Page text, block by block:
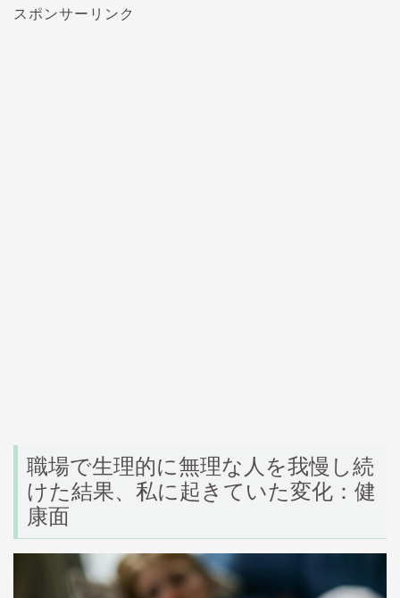
スポンサーリンク
職場で生理的に無理な人を我慢し続
けた結果、私に起きていた変化：健
康面